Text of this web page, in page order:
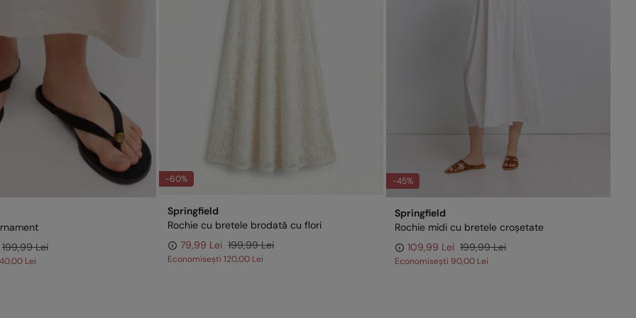
199,99 Lei
Lei
-60%
Springfield
Rochie cu bretele brodată cu flori
79,99 Lei 199,99 Lei
Economisești 120,00 Lei
-45%
Springfield
Rochie midi cu bretele croșetate
109,99 Lei 199,99 Lei
Economisești 90,00 Lei